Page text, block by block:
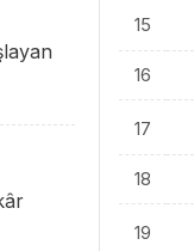
15
16
17
18
19